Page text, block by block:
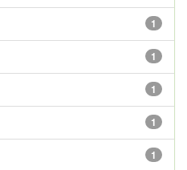
1
1
1
1
1